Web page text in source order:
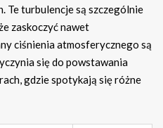
Te turbulencje są szczególnie
zaskoczyć nawet
ciśnienia atmosferycznego są
się do powstawania
gdzie spotykają się różne